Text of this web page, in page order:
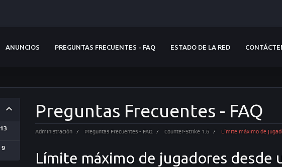
ANUNCIOS PREGUNTAS FRECUENTES - FAQ ESTADO DE LA RED
Preguntas Frecuentes - FAQ
Administración Preguntas Frecuentes - FAQ Counter-Strike 1.6 Límite máximo de
13
9
Límite máximo de jugadores desde